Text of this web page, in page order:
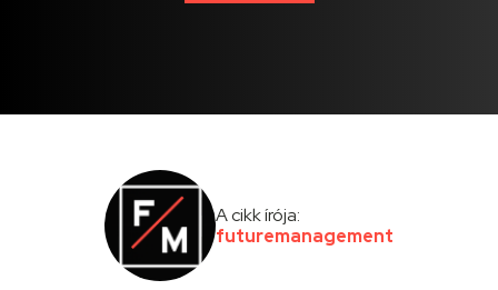
A cikk írója:
futuremanagement